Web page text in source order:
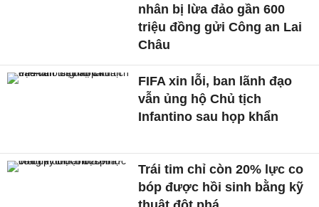
nhân bị lừa đảo gần 600
triệu đồng gửi Công an Lai
Châu
FIFA xin lỗi, ban lãnh đạo
vẫn ủng hộ Chủ tịch
Infantino sau họp khẩn
Trái tim chỉ còn 20% lực co
bóp được hồi sinh bằng kỹ